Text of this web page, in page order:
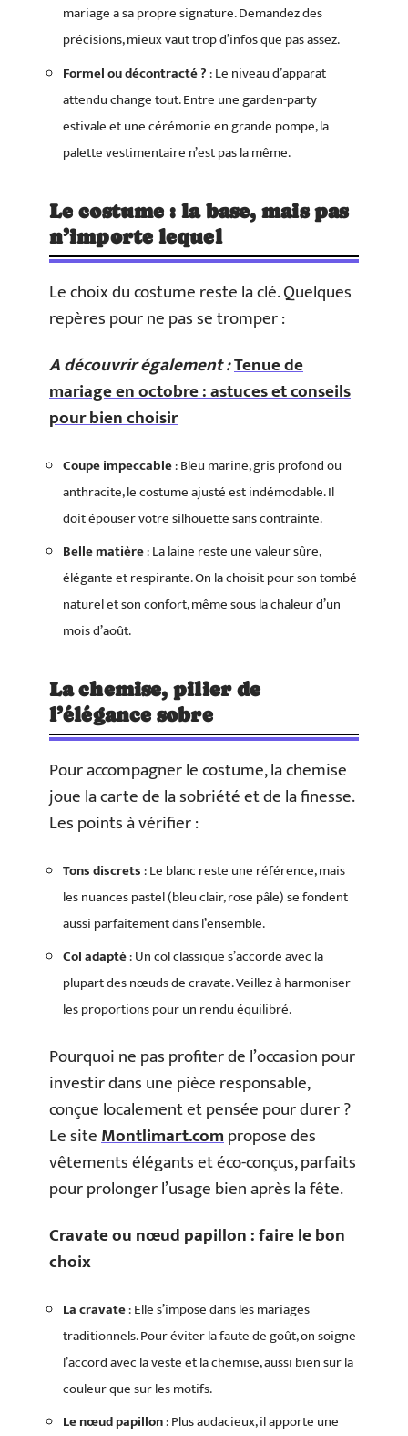
mariage a sa propre signature. Demandez des
précisions, mieux vaut trop d’infos que pas assez.
Formel ou décontracté ?: Le niveau d’apparat
attendu change tout. Entre une garden-party
estivale et une cérémonie en grande pompe, la
palette vestimentaire n’est pas la même.
Le costume : la base, mais pas
n’importe lequel
Le choix du costume reste la clé. Quelques
repères pour ne pas se tromper :
A découvrir également :Tenue de
mariage en octobre : astuces et conseils
pour bien choisir
Coupe impeccable: Bleu marine, gris profond ou
anthracite, le costume ajusté est indémodable. Il
doit épouser votre silhouette sans contrainte.
Belle matière: La laine reste une valeur sûre,
élégante et respirante. On la choisit pour son tombé
naturel et son confort, même sous la chaleur d’un
mois d’août.
La chemise, pilier de
l’élégance sobre
Pour accompagner le costume, la chemise
joue la carte de la sobriété et de la finesse.
Les points à vérifier :
Tons discrets: Le blanc reste une référence, mais
les nuances pastel (bleu clair, rose pâle) se fondent
aussi parfaitement dans l’ensemble.
Col adapté: Un col classique s’accorde avec la
plupart des nœuds de cravate. Veillez à harmoniser
les proportions pour un rendu équilibré.
Pourquoi ne pas profiter de l’occasion pour
investir dans une pièce responsable,
conçue localement et pensée pour durer ?
Le siteMontlimart.compropose des
vêtements élégants et éco-conçus, parfaits
pour prolonger l’usage bien après la fête.
Cravate ou nœud papillon : faire le bon
choix
La cravate: Elle s’impose dans les mariages
traditionnels. Pour éviter la faute de goût, on soigne
l’accord avec la veste et la chemise, aussi bien sur la
couleur que sur les motifs.
Le nœud papillon: Plus audacieux, il apporte une